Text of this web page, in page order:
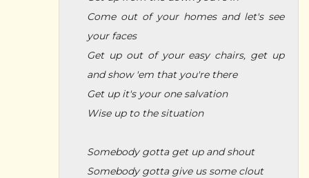
Come out of your homes and let's see
your faces
Get up out of your easy chairs, get up
and show 'em that you're there
Get up it's your one salvation
Wise up to the situation
Somebody gotta get up and shout
Somebody gotta give us some clout